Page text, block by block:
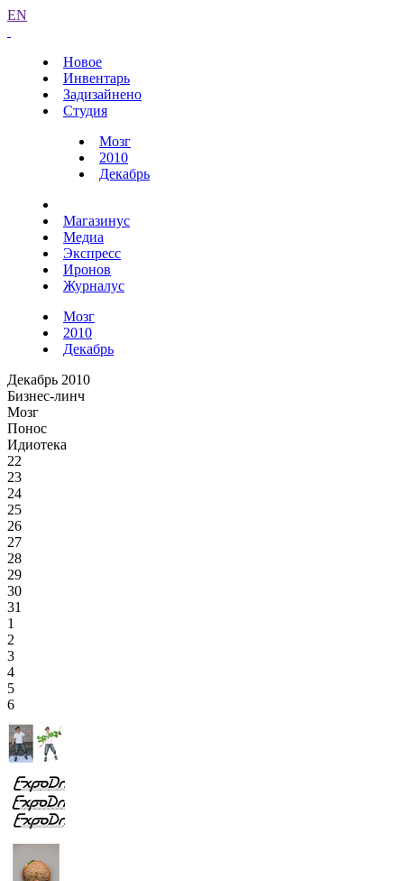
EN
Новое
Инвентарь
Задизайнено
Студия
Мозг
2010
Декабрь
Магазинус
Медиа
Экспресс
Иронов
Журналус
Мозг
2010
Декабрь
Декабрь 2010
Бизнес-линч
Мозг
Понос
Идиотека
22
23
24
25
26
27
28
29
30
31
1
2
3
4
5
6